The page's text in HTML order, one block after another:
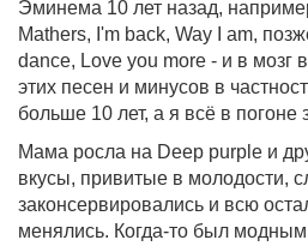
Эминема 10 лет назад,
Mathers, I'm back, Way I am,
dance, Love you more - и в мозг
этих песен и минусов в
больше 10 лет, а я всё в погоне
Мама росла на Deep purple и
вкусы, привитые в молодости,
законсервировались и всю
менялись. Когда-то был модным